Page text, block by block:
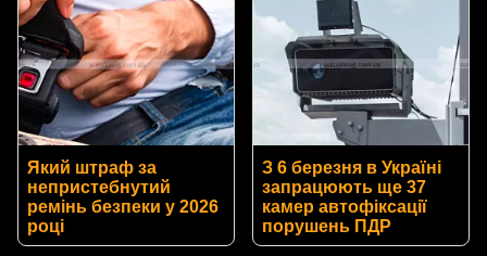
Який штраф за
непристебнутий
ремінь безпеки у 2026
році
З 6 березня в Україні
запрацюють ще 37
камер автофіксації
порушень ПДР